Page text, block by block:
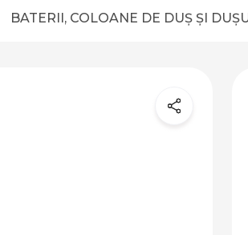
BATERII, COLOANE DE DUȘ ȘI